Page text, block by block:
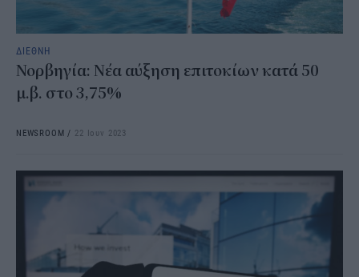
ΔΙΕΘΝΗ
Νορβηγία: Νέα αύξηση επιτοκίων κατά 50
μ.β. στο 3,75%
NEWSROOM / 22 Ιουν 2023